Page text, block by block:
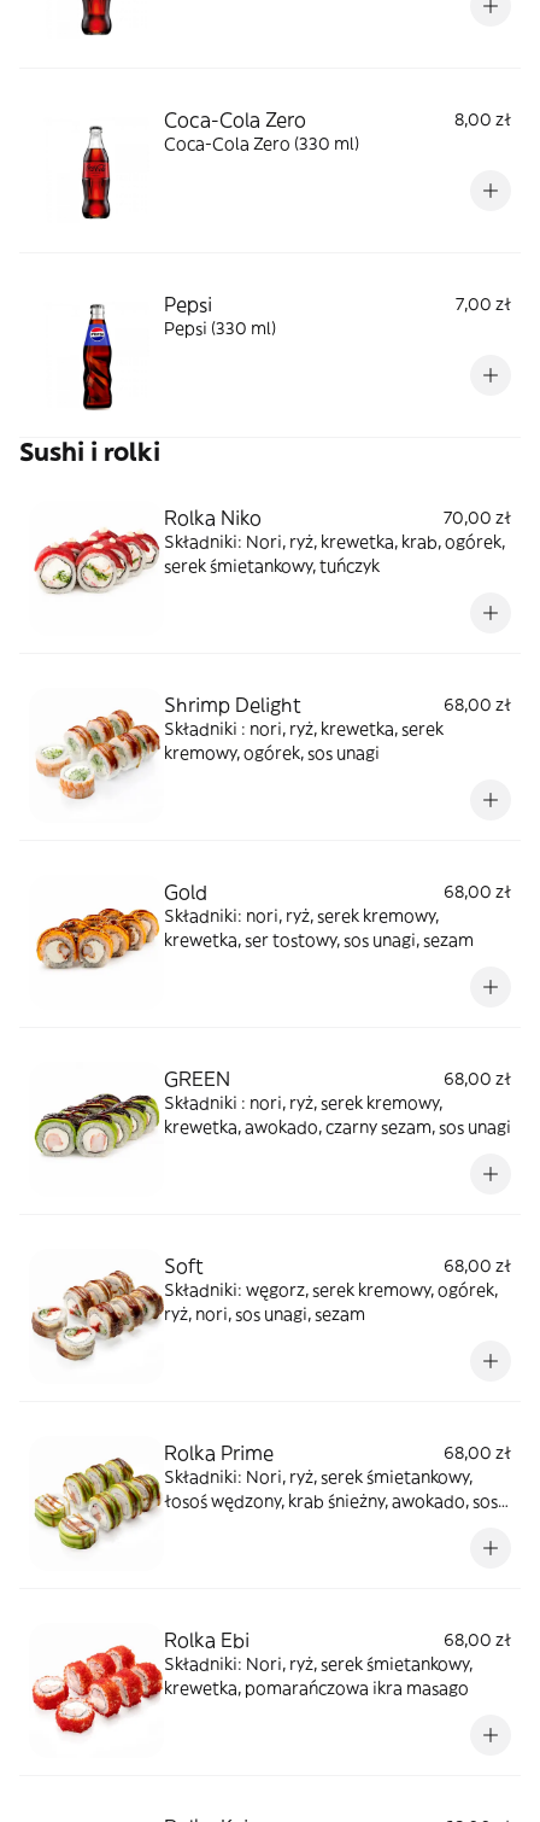
Coca-Cola Zero
8,00 zł
Coca-Cola Zero (330 ml)
Pepsi
7,00 zł
Pepsi (330 ml)
Sushi i rolki
Rolka Niko
70,00 zł
Składniki: Nori, ryż, krewetka, krab, ogórek,
serek śmietankowy, tuńczyk
Shrimp Delight
68,00 zł
Składniki : nori, ryż, krewetka, serek
kremowy, ogórek, sos unagi
Gold
68,00 zł
Składniki: nori, ryż, serek kremowy,
krewetka, ser tostowy, sos unagi, sezam
GREEN
68,00 zł
Składniki : nori, ryż, serek kremowy,
krewetka, awokado, czarny sezam, sos unagi
Soft
68,00 zł
Składniki: węgorz, serek kremowy, ogórek,
ryż, nori, sos unagi, sezam
Rolka Prime
68,00 zł
Składniki: Nori, ryż, serek śmietankowy,
łosoś wędzony, krab śnieżny, awokado, sos
Rolka Ebi
68,00 zł
Składniki: Nori, ryż, serek śmietankowy,
krewetka, pomarańczowa ikra masago